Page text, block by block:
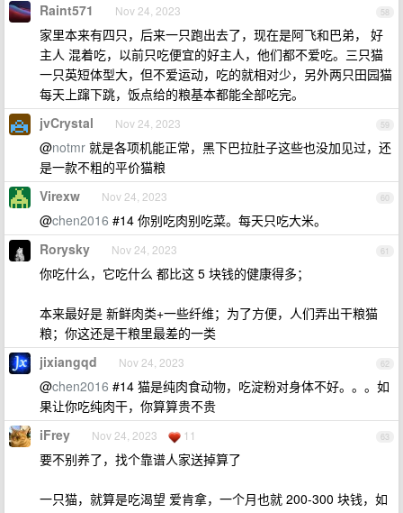
58
Raint571 Nov 24, 2023
家里本来有四只，后来一只跑出去了，现在是阿飞和巴弟， 好
主人 混着吃，以前只吃便宜的好主人，他们都不爱吃。三只猫
一只英短体型大，但不爱运动，吃的就相对少，另外两只田园猫
每天上蹿下跳，饭点给的粮基本都能全部吃完。
59
jvCrystal Nov 24, 2023
@notmr 就是各项机能正常，黑下巴拉肚子这些也没加见过，还
是一款不粗的平价猫粮
60
Virexw Nov 24, 2023
@chen2016 #14 你别吃肉别吃菜。每天只吃大米。
61
Rorysky Nov 24, 2023
你吃什么，它吃什么 都比这 5 块钱的健康得多；
本来最好是 新鲜肉类+一些纤维；为了方便，人们弄出干粮猫
粮；你这还是干粮里最差的一类
62
jixiangqd Nov 24, 2023
@chen2016 #14 猫是纯肉食动物，吃淀粉对身体不好。。。如
果让你吃纯肉干，你算算贵不贵
63
iFrey Nov 24, 2023 11
要不别养了，找个靠谱人家送掉算了
一只猫，就算是吃渴望 爱肯拿，一个月也就 200-300 块钱，如